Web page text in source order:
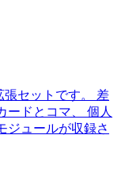
セットです。 差
ードとコマ、 個人
ジュールが収録さ